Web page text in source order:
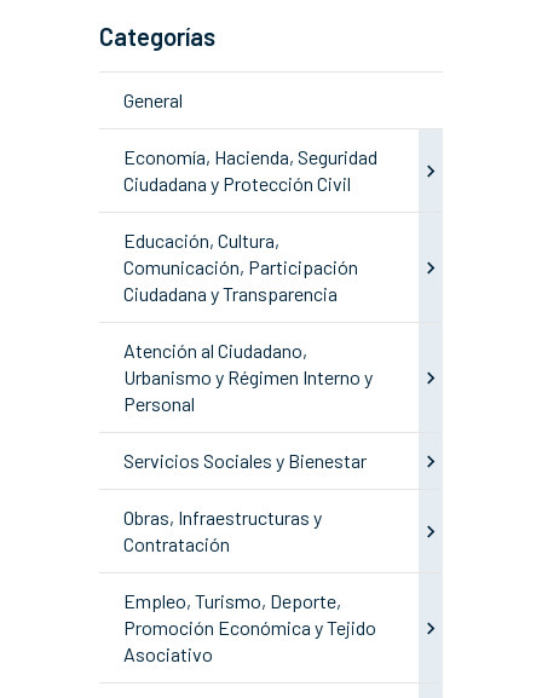
Categorías
General
Economía, Hacienda, Seguridad
Ciudadana y Protección Civil
Educación, Cultura,
Comunicación, Participación
Ciudadana y Transparencia
Atención al Ciudadano,
Urbanismo y Régimen Interno y
Personal
Servicios Sociales y Bienestar
Obras, Infraestructuras y
Contratación
Empleo, Turismo, Deporte,
Promoción Económica y Tejido
Asociativo